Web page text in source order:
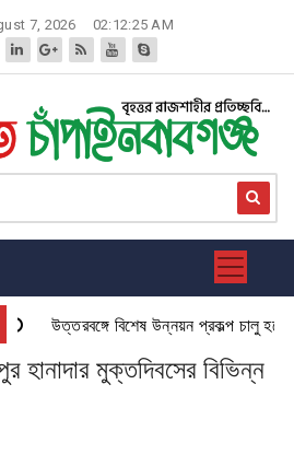
7, 2026 02:12:26 AM
উত্তরবঙ্গে বিশেষ উন্নয়ন প্রকল্প চালু হতে
হানাদার মুক্তদিবসের বিভিন্ন